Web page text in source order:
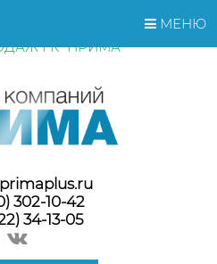
МЕНЮ
СТОИМОСТЬ И СРОКИ
У МЕНЕДЖЕРОВ
ГК "ПРИМА"
302-10-42
34-13-05